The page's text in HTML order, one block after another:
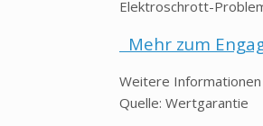
Elektroschrott-
Mehr zum
Weitere
Quelle: Wertgarantie